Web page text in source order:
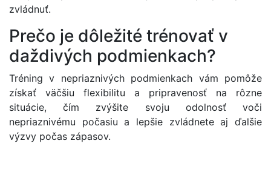
zvládnuť.
Prečo je dôležité trénovať v
daždivých podmienkach?
Tréning v nepriaznivých podmienkach vám pomôže
získať väčšiu flexibilitu a pripravenosť na rôzne
situácie, čím zvýšite svoju odolnosť voči
nepriaznivému počasiu a lepšie zvládnete aj ďalšie
výzvy počas zápasov.